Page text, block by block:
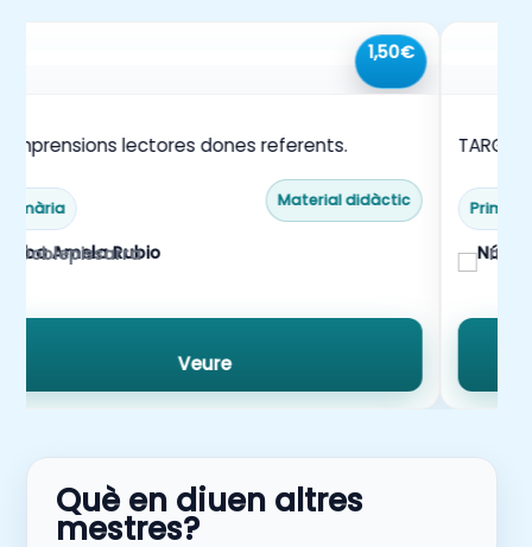
1,50€
lectores dones referents.
Primària Material didàctic
Doblepissarra
Veure
Què en diuen altres
mestres?